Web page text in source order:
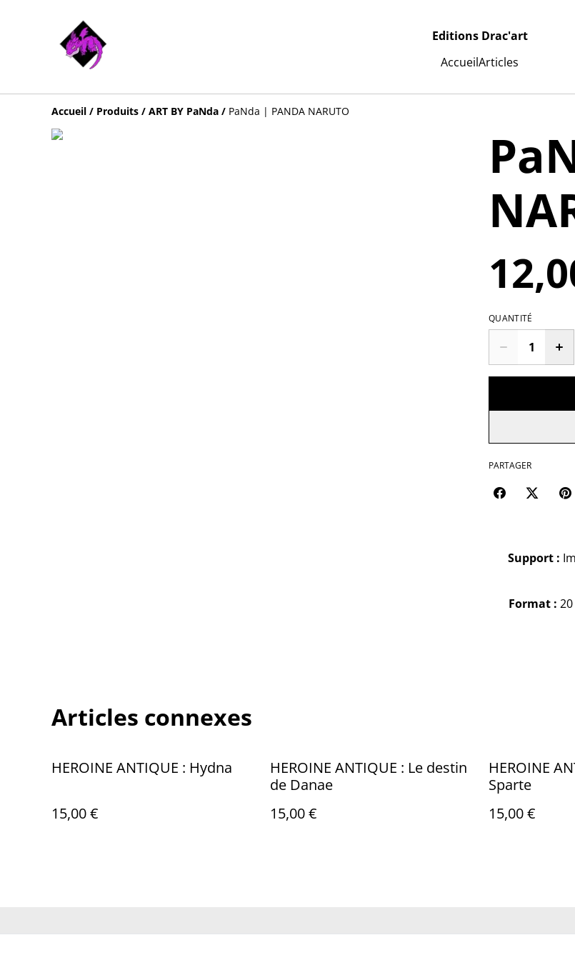
Editions Drac'art
AccueilArticles
Accueil / Produits / ART BY PaNda / PaNda | PANDA NARUTO
QUANTITÉ
PARTAGER
Support :
Format :
Articles connexes
HEROINE ANTIQUE : Hydna
15,00 €
HEROINE ANTIQUE : Le destin
de Danae
15,00 €
HEROINE
Sparte
15,00 €